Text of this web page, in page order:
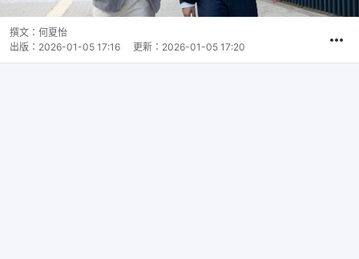
撰文： 何夏怡
出版： 2026-01-05 17:16 更新： 2026-01-05 17:20